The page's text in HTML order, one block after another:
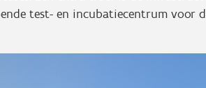
test- en incubatiecentrum voor